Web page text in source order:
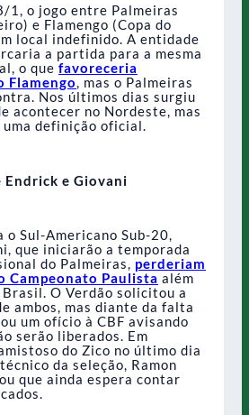
1, o jogo entre Palmeiras
e Flamengo (Copa do
local indefinido. A entidade
a partida para a mesma
o que favoreceria
Flamengo, mas o Palmeiras
Nos últimos dias surgiu
acontecer no Nordeste, mas
definição oficial.
Endrick e Giovani
o Sul-Americano Sub-20,
que iniciarão a temporada
do Palmeiras, perderiam
Campeonato Paulista além
Brasil. O Verdão solicitou a
ambos, mas diante da falta
um ofício à CBF avisando
serão liberados. Em
do Zico no último dia
da seleção, Ramon
que ainda espera contar